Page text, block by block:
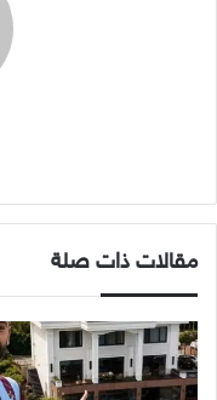
مقالات ذات صلة